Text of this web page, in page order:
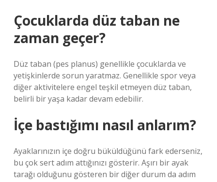
Çocuklarda düz taban ne
zaman geçer?
Düz taban (pes planus) genellikle çocuklarda ve
yetişkinlerde sorun yaratmaz. Genellikle spor veya
diğer aktivitelere engel teşkil etmeyen düz taban,
belirli bir yaşa kadar devam edebilir.
İçe bastığımı nasıl anlarım?
Ayaklarınızın içe doğru büküldüğünü fark ederseniz,
bu çok sert adım attığınızı gösterir. Aşırı bir ayak
tarağı olduğunu gösteren bir diğer durum da adım